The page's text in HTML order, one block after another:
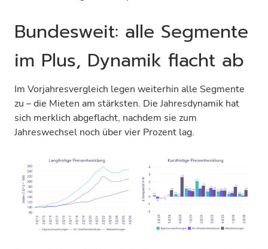
Bundesweit: alle Segmente
im Plus, Dynamik flacht ab
Im Vorjahresvergleich legen weiterhin alle Segmente
zu – die Mieten am stärksten. Die Jahresdynamik hat
sich merklich abgeflacht, nachdem sie zum
Jahreswechsel noch über vier Prozent lag.